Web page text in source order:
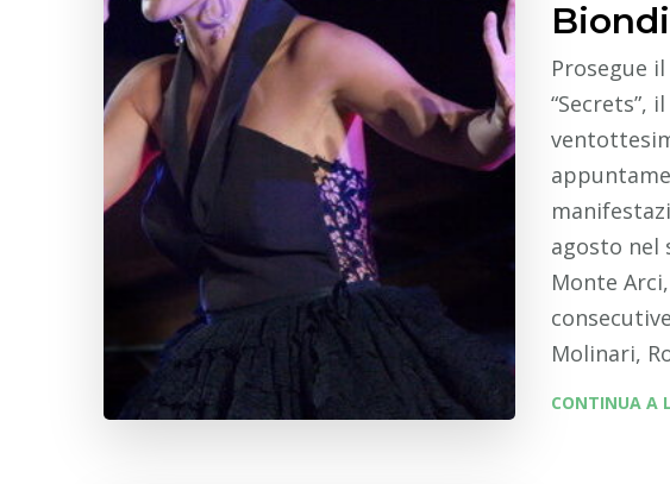
Prosegue
“Secrets”,
agosto nel
Monte
Molinari,
CONTINUA A